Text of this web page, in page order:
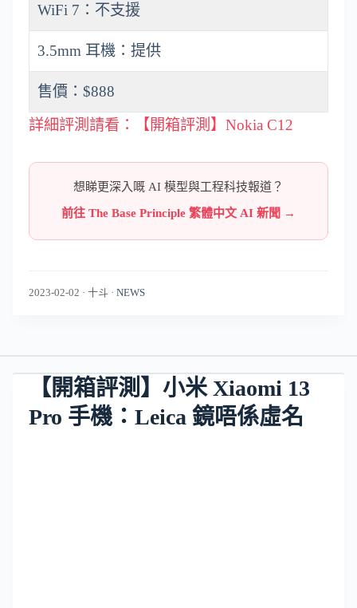
WiFi 7：不支援
3.5mm 耳機：提供
售價：$888
詳細評測請看：【開箱評測】Nokia C12
想睇更深入嘅 AI 模型與工程科技報道？
前往 The Base Principle 繁體中文 AI 新聞 →
2023-02-02 · 十斗 · NEWS
【開箱評測】小米 Xiaomi 13
Pro 手機：Leica 鏡唔係虛名